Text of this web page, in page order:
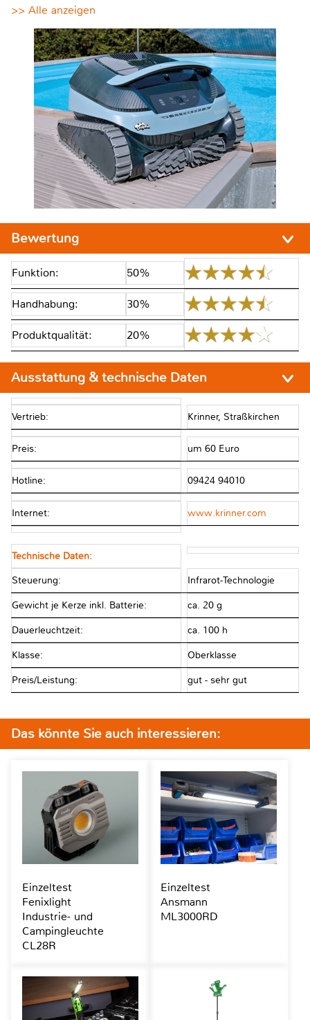
>> Alle anzeigen
Bewertung
Funktion: 50%
Handhabung: 30%
Produktqualität: 20%
Ausstattung & technische Daten
Vertrieb: Krinner, Straßkirchen
Preis: um 60 Euro
Hotline: 09424 94010
Internet: www.krinner.com
Technische Daten:
Steuerung: Infrarot-Technologie
Gewicht je Kerze inkl. Batterie: ca. 20 g
Dauerleuchtzeit: ca. 100 h
Klasse: Oberklasse
Preis/Leistung: gut - sehr gut
Das könnte Sie auch interessieren:
Einzeltest
Fenixlight
Industrie- und
Campingleuchte
CL28R
Einzeltest
Ansmann
ML3000RD